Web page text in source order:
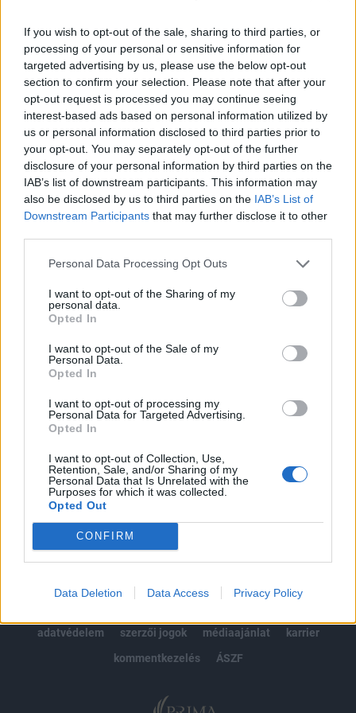
If you wish to opt-out of the sale, sharing to third parties, or
processing of your personal or sensitive information for
targeted advertising by us, please use the below opt-out
section to confirm your selection. Please note that after your
opt-out request is processed you may continue seeing
interest-based ads based on personal information utilized by
us or personal information disclosed to third parties prior to
your opt-out. You may separately opt-out of the further
disclosure of your personal information by third parties on the
IAB’s list of downstream participants. This information may
also be disclosed by us to third parties on the IAB’s List of
Downstream Participants that may further disclose it to other
Personal Data Processing Opt Outs
I want to opt-out of the Sharing of my
personal data.
Opted In
I want to opt-out of the Sale of my
Personal Data.
Opted In
I want to opt-out of processing my
Personal Data for Targeted Advertising.
Opted In
I want to opt-out of Collection, Use,
Retention, Sale, and/or Sharing of my
Personal Data that Is Unrelated with the
Purposes for which it was collected.
Opted Out
CONFIRM
Data Deletion Data Access Privacy Policy
A miniszterek a tervek szerint a pénteki kabinetülésen
teszik hivatalossá a döntést. A 150 parlamenti alsóházi
helyről szóló választás vélhetően több személyi változást
hoz majd, mivel a jelenlegi, Mark Rutte vezette ügyvivő
kabinet tagjai - maga a kormányfő, Sigrid Kaag, a második
kormánypárt, a 66-os Demokraták vezetője és Wopke
Hoekstra külügyminiszter - bejelentették...
KEDVES OLVASÓNK!
regisztrációhoz kötött.
Az előfizetés a következőket tartalmazza:
Portfolio.hu teljes cikkarchívum
kötéslistái
Előfizetés
MÁR ELŐFIZETŐNK VAGY?BEJELENTKEZÉS
adatvédelem
szerzői jogok médiaajánlat
karrier
kommentkezelés
ÁSZF